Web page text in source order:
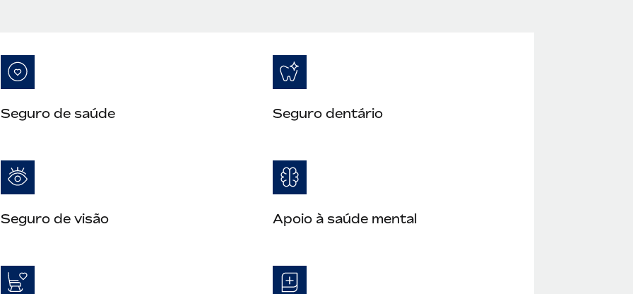
Seguro de saúde Seguro dentário
Seguro de visão Apoio à saúde mental